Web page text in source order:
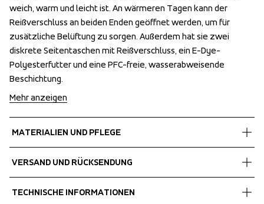
weich, warm und leicht ist. An wärmeren Tagen kann der
Reißverschluss an beiden Enden geöffnet werden, um für
zusätzliche Belüftung zu sorgen. Außerdem hat sie zwei
diskrete Seitentaschen mit Reißverschluss, ein E-Dye-
Polyesterfutter und eine PFC-freie, wasserabweisende
Beschichtung.
weich, warm und leicht ist. An wärmeren Tagen kann der
Reißverschluss an beiden Enden geöffnet werden, um für
zusätzliche Belüftung zu sorgen. Außerdem hat sie zwei
diskrete Seitentaschen mit Reißverschluss, ein E-Dye-
Polyesterfutter und eine PFC-freie, wasserabweisende
Beschichtung.
Mehr anzeigen
MATERIALIEN UND PFLEGE
Shell fabric 1
Lining
VERSAND UND RÜCKSENDUNG
Wir versenden mit UPS, die tagsüber liefert.
TECHNISCHE INFORMATIONEN